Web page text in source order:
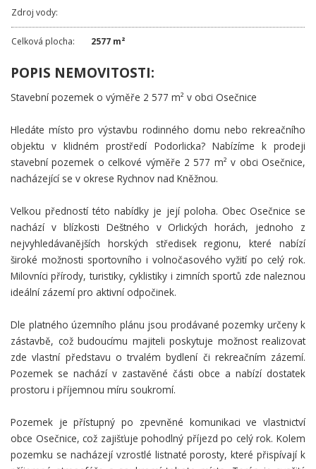
Zdroj vody:
Celková plocha: 2577 m²
POPIS NEMOVITOSTI:
Stavební pozemek o výměře 2 577 m² v obci Osečnice
Hledáte místo pro výstavbu rodinného domu nebo rekreačního
objektu v klidném prostředí Podorlicka? Nabízíme k prodeji
stavební pozemek o celkové výměře 2 577 m² v obci Osečnice,
nacházející se v okrese Rychnov nad Kněžnou.
Velkou předností této nabídky je její poloha. Obec Osečnice se
nachází v blízkosti Deštného v Orlických horách, jednoho z
nejvyhledávanějších horských středisek regionu, které nabízí
široké možnosti sportovního i volnočasového vyžití po celý rok.
Milovníci přírody, turistiky, cyklistiky i zimních sportů zde naleznou
ideální zázemí pro aktivní odpočinek.
Dle platného územního plánu jsou prodávané pozemky určeny k
zástavbě, což budoucímu majiteli poskytuje možnost realizovat
zde vlastní představu o trvalém bydlení či rekreačním zázemí.
Pozemek se nachází v zastavěné části obce a nabízí dostatek
prostoru i příjemnou míru soukromí.
Pozemek je přístupný po zpevněné komunikaci ve vlastnictví
obce Osečnice, což zajišťuje pohodlný příjezd po celý rok. Kolem
pozemku se nacházejí vzrostlé listnaté porosty, které přispívají k